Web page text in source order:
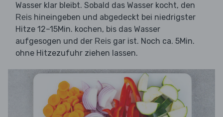
Wasser klar bleibt. Sobald das Wasser kocht, den
Reis hineingeben und abgedeckt bei niedrigster
Hitze 12–15Min. kochen, bis das Wasser
aufgesogen und der Reis gar ist. Noch ca. 5Min.
ohne Hitzezufuhr ziehen lassen.